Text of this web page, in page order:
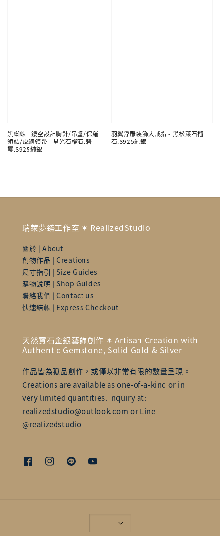
黑蜘蛛 | 鏤空設計胸針/吊墜/保羅
領結/皮繩領帶 - 星光石榴石.碧
璽.S925純銀
羽翼浮雕裝飾大戒指 - 黑松萊石榴
石.S925純銀
瑞萊夢臻工作室 ✶ RealizedStudio
關於 | About
創物作品 | Creations
尺寸指引 | Size Guides
購物說明 | Shop Guides
聯絡我們 | Contact us
快速結帳 | Express Checkout
天然寶石金銀藝飾創作 ✶ Artisan Creation with
Authentic Gemstone, Solid Gold & Silver
作品皆為孤品創作，或僅以非常有限的數量呈現。
Creations are available as one-of-a-kind or in
very limited quantities. Inquiry at:
realizedstudio@outlook.com or Line
@realizedstudio